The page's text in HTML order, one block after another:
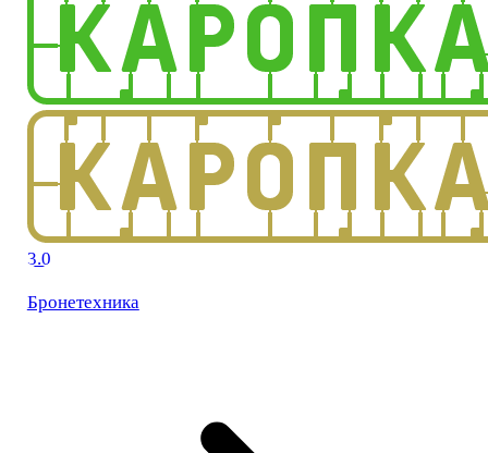
3.0
Бронетехника